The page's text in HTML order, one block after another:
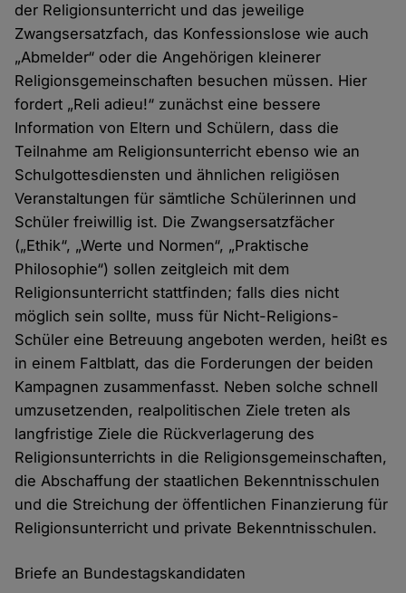
der Religionsunterricht und das jeweilige
Zwangsersatzfach, das Konfessionslose wie auch
„Abmelder“ oder die Angehörigen kleinerer
Religionsgemeinschaften besuchen müssen. Hier
fordert „Reli adieu!“ zunächst eine bessere
Information von Eltern und Schülern, dass die
Teilnahme am Religionsunterricht ebenso wie an
Schulgottesdiensten und ähnlichen religiösen
Veranstaltungen für sämtliche Schülerinnen und
Schüler freiwillig ist. Die Zwangsersatzfächer
(„Ethik“, „Werte und Normen“, „Praktische
Philosophie“) sollen zeitgleich mit dem
Religionsunterricht stattfinden; falls dies nicht
möglich sein sollte, muss für Nicht-Religions-
Schüler eine Betreuung angeboten werden, heißt es
in einem Faltblatt, das die Forderungen der beiden
Kampagnen zusammenfasst. Neben solche schnell
umzusetzenden, realpolitischen Ziele treten als
langfristige Ziele die Rückverlagerung des
Religionsunterrichts in die Religionsgemeinschaften,
die Abschaffung der staatlichen Bekenntnisschulen
und die Streichung der öffentlichen Finanzierung für
Religionsunterricht und private Bekenntnisschulen.
Briefe an Bundestagskandidaten